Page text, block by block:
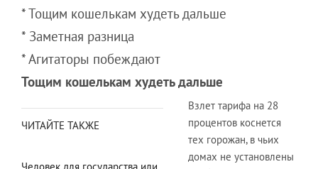
* Тощим кошелькам худеть дальше
* Заметная разница
* Агитаторы побеждают
Тощим кошелькам худеть дальше
ЧИТАЙТЕ ТАКЖЕ
Взлет тарифа на 28
процентов коснется
тех горожан, в чьих
домах не установлены